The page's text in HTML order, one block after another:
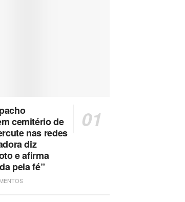
cemitério de
nas redes
diz
e afirma
pela fé”